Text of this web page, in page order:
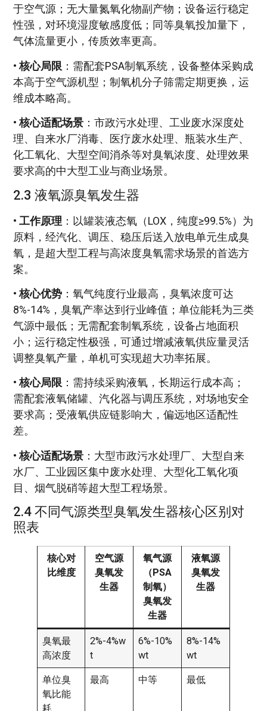
于空气源；无大量氮氧化物副产物；设备运行稳定
性强，对环境湿度敏感度低；同等臭氧投加量下，
气体流量更小，传质效率更高。
•核心局限 ：需配套PSA制氧系统，设备整体采购成
本高于空气源机型；制氧机分子筛需定期更换，运
维成本略高。
•核心适配场景 ：市政污水处理、工业废水深度处
理、自来水厂消毒、医疗废水处理、瓶装水生产、
化工氧化、大型空间消杀等对臭氧浓度、处理效果
要求高的中大型工业与商业场景。
2.3 液氧源臭氧发生器
• 工作原理 ：以罐装液态氧（LOX，纯度≥99.5%）为
原料，经汽化、调压、稳压后送入放电单元生成臭
氧，是超大型工程与高浓度臭氧需求场景的首选方
案。
•核心优势 ：氧气纯度行业最高，臭氧浓度可达
8%-14%，臭氧产率达到行业峰值；单位能耗为三类
气源中最低；无需配套制氧系统，设备占地面积
小；运行稳定性极强，可通过增减液氧供应量灵活
调整臭氧产量，单机可实现超大功率拓展。
•核心局限 ：需持续采购液氧，长期运行成本高；
需配套液氧储罐、汽化器与调压系统，对场地安全
要求高；受液氧供应链影响大，偏远地区适配性
差。
•核心适配场景 ：大型市政污水处理厂、大型自来
水厂、工业园区集中废水处理、大型化工氧化项
目、烟气脱硝等超大型工程场景。
2.4 不同气源类型臭氧发生器核心区别对
照表
核心对
比维度
空气源
臭氧发
生器
氧气源
（PSA
制氧）
臭氧发
生器
液氧源
臭氧发
生器
臭氧最
高浓度
2%-4%w
t
6%-10%
wt
8%-14%
wt
单位臭
氧比能
耗
最高 中等 最低